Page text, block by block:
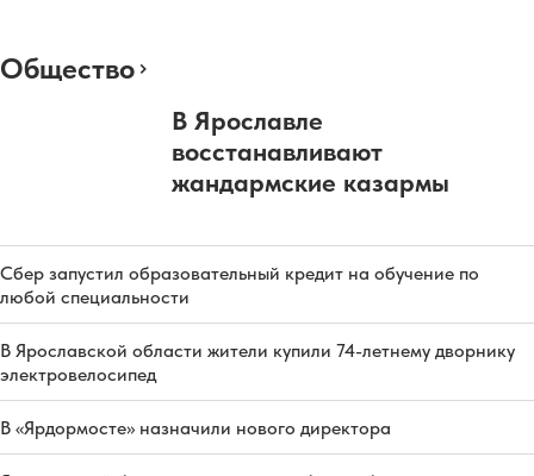
Общество
В Ярославле
восстанавливают
жандармские казармы
Сбер запустил образовательный кредит на обучение по
любой специальности
В Ярославской области жители купили 74-летнему дворнику
электровелосипед
В «Ярдормосте» назначили нового директора